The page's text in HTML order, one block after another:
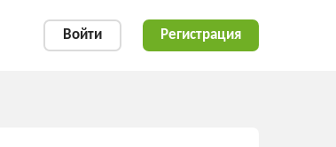
Войти Регистрация